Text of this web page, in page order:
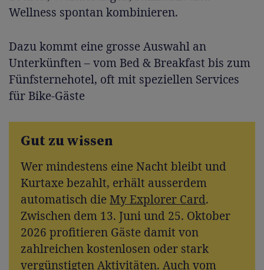
Wellness spontan kombinieren.
Dazu kommt eine grosse Auswahl an
Unterkünften – vom Bed & Breakfast bis zum
Fünfsternehotel, oft mit speziellen Services
für Bike-Gäste
Gut zu wissen
Wer mindestens eine Nacht bleibt und
Kurtaxe bezahlt, erhält ausserdem
automatisch dieMy Explorer Card.
Zwischen dem 13. Juni und 25. Oktober
2026 profitieren Gäste damit von
zahlreichen kostenlosen oder stark
vergünstigten Aktivitäten. Auch vom